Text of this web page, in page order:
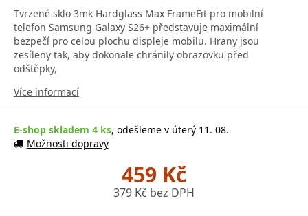
Tvrzené sklo 3mk Hardglass Max FrameFit pro mobilní
telefon Samsung Galaxy S26+ představuje maximální
bezpečí pro celou plochu displeje mobilu. Hrany jsou
zesíleny tak, aby dokonale chránily obrazovku před
odštěpky,
Více informací
E-shop skladem 4 ks, odešleme v úterý 11. 08.
Možnosti dopravy
459 Kč
379 Kč bez DPH